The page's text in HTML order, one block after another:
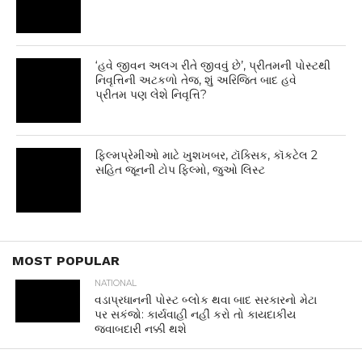
‘હવે જીવન અલગ રીતે જીવવું છે’, પ્રીતમની પોસ્ટથી
નિવૃત્તિની અટકળો તેજ, શું અરિજિત બાદ હવે
પ્રીતમ પણ લેશે નિવૃત્તિ?
ફિલ્મપ્રેમીઓ માટે ખુશખબર, ટૉક્સિક, કૉકટેલ 2
સહિત જૂનની ટોપ ફિલ્મો, જુઓ લિસ્ટ
MOST POPULAR
NATIONAL
વડાપ્રધાનની પોસ્ટ બ્લોક થવા બાદ સરકારનો મેટા
પર સકંજો: કાર્યવાહી નહીં કરો તો કાયદાકીય
જવાબદારી નક્કી થશે